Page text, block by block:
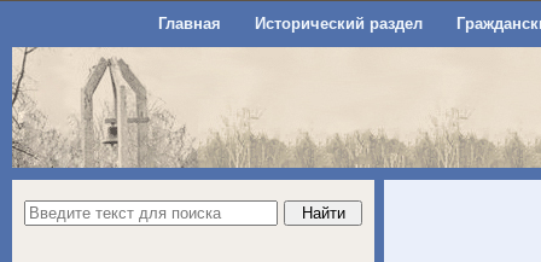
Главная Исторический раздел